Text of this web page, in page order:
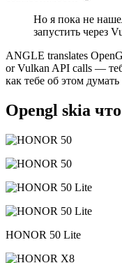
Но я пока не
запустить через
ANGLE translates
or Vulkan API calls —
как тебе об этом
Opengl skia
HONOR 50 Lite